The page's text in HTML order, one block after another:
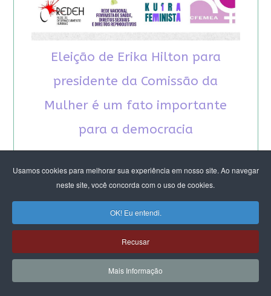
Usamos cookies para melhorar sua experiência em nosso site. Ao navegar
neste site, você concorda com o uso de cookies.
OK! Eu entendi.
Recusar
Mais Informação
Eleição de Erika Hilton para
presidente da Comissão da
Mulher é um fato importante
para a democracia
RECOMENDAMOS A LEITURA
August Nimtz prova que marxismo e
antirracismo são indissociáveis na luta
anticapitalista